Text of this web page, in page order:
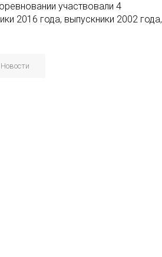
участвовали 4
2016 года, выпускники 2002 года,
Новости